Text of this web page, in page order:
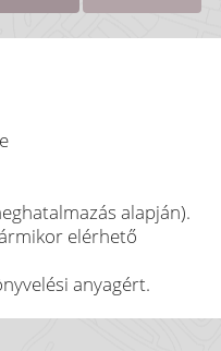
alapján).
elérhető
anyagért.